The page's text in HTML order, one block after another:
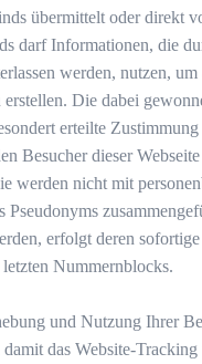
übermittelt oder direkt
darf Informationen, die
werden, nutzen,
Die dabei
erteilte
Besucher dieser
werden nicht mit
Pseudonyms
erfolgt deren
Nummernblocks.
und Nutzung Ihrer
das Website-